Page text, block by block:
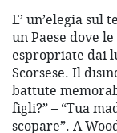
E’ un’elegia sul
un Paese dove
espropriate dai
Scorsese. Il
battute
figli?” – “Tua
scopare”. A